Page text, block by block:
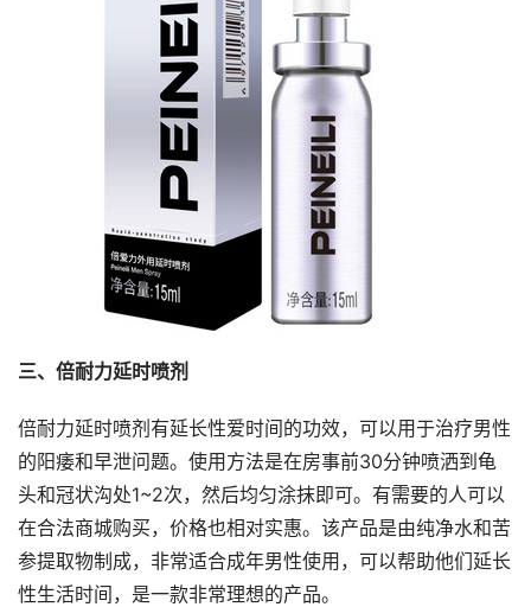
三、倍耐力延时喷剂
倍耐力延时喷剂有延长性爱时间的功效，可以用于治疗男性
的阳痿和早泄问题。使用方法是在房事前30分钟喷洒到龟
头和冠状沟处1~2次，然后均匀涂抹即可。有需要的人可以
在合法商城购买，价格也相对实惠。该产品是由纯净水和苦
参提取物制成，非常适合成年男性使用，可以帮助他们延长
性生活时间，是一款非常理想的产品。